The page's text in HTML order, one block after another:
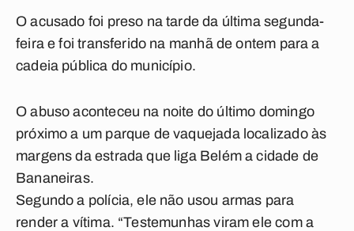
O acusado foi preso na tarde da última segunda-
feira e foi transferido na manhã de ontem para a
cadeia pública do município.
O abuso aconteceu na noite do último domingo
próximo a um parque de vaquejada localizado às
margens da estrada que liga Belém a cidade de
Bananeiras.
Segundo a polícia, ele não usou armas para
render a vítima. “Testemunhas viram ele com a